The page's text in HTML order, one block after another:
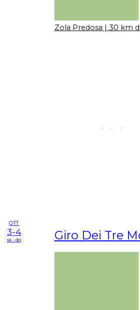
Zola Predosa | 30 km
OTT
3-4
sa - do Giro Dei Tre